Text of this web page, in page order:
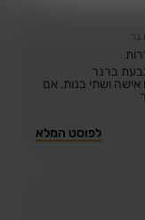
נר
ברנר
אישה ושתי בנות, אם
לפוסט המלא